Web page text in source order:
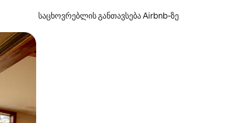
საცხოვრებლის განთავსება Airbnb‑ზე